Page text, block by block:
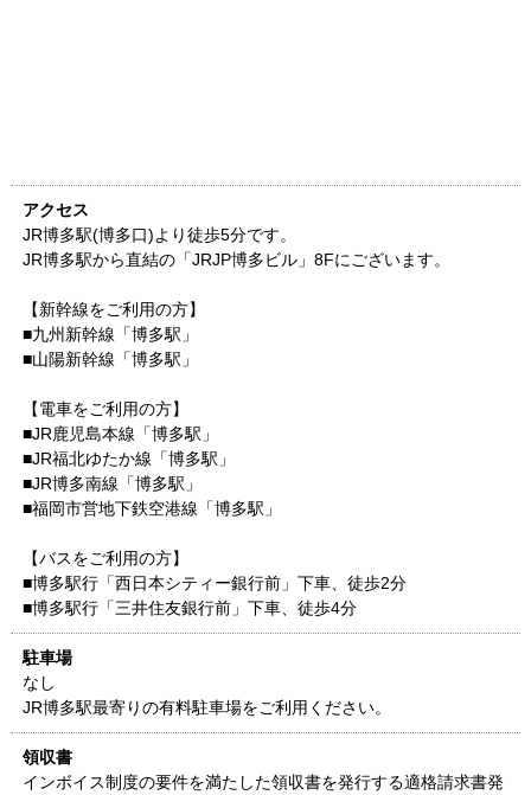
アクセス
JR博多駅(博多口)より徒歩5分です。
JR博多駅から直結の「JRJP博多ビル」8Fにございます。
【新幹線をご利用の方】
■九州新幹線「博多駅」
■山陽新幹線「博多駅」
【電車をご利用の方】
■JR鹿児島本線「博多駅」
■JR福北ゆたか線「博多駅」
■JR博多南線「博多駅」
■福岡市営地下鉄空港線「博多駅」
【バスをご利用の方】
■博多駅行「西日本シティー銀行前」下車、徒歩2分
■博多駅行「三井住友銀行前」下車、徒歩4分
駐車場
なし
JR博多駅最寄りの有料駐車場をご利用ください。
領収書
インボイス制度の要件を満たした領収書を発行する適格請求書発